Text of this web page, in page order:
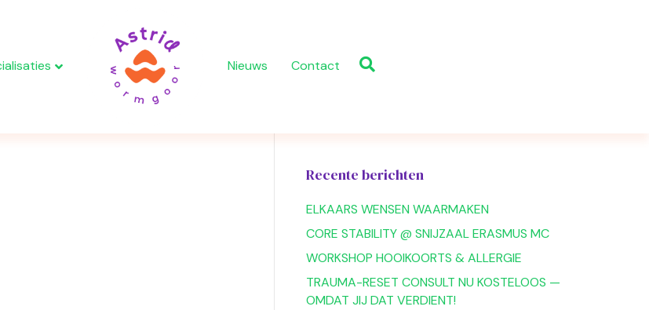
Nieuws Contact
Recente berichten
ELKAARS WENSEN WAARMAKEN
CORE STABILITY @ SNIJZAAL ERASMUS MC
WORKSHOP HOOIKOORTS & ALLERGIE
TRAUMA-RESET CONSULT NU KOSTELOOS —
OMDAT JIJ DAT VERDIENT!